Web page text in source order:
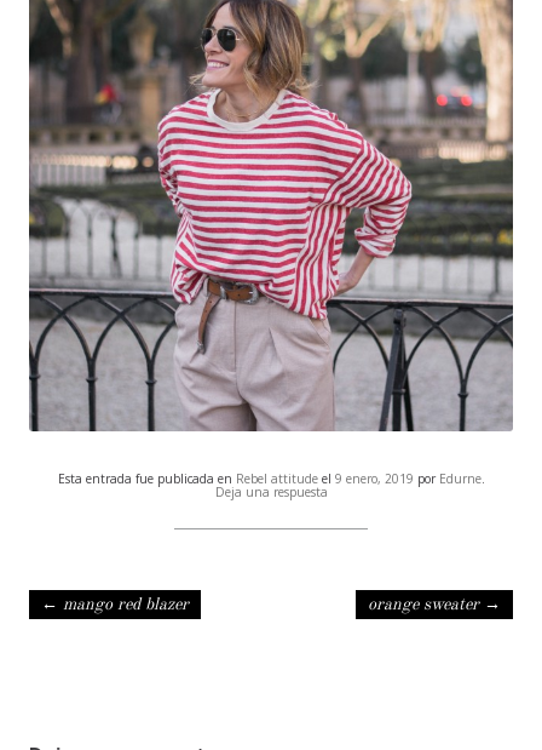
Esta entrada fue publicada en Rebel attitudeel 9 enero, 2019 por Edurne.
Deja una respuesta
Navegación de entradas
← mango red blazer orange sweater →